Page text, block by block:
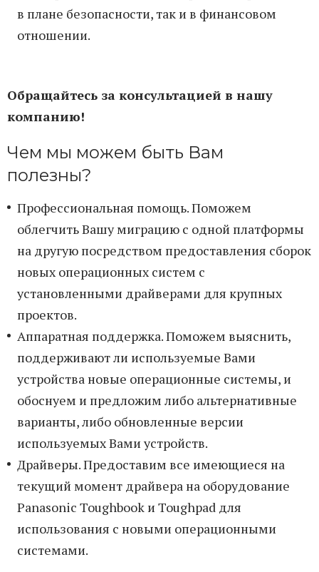
в плане безопасности, так и в финансовом
отношении.
Обращайтесь за консультацией в нашу
компанию!
Чем мы можем быть Вам
полезны?
Профессиональная помощь. Поможем
облегчить Вашу миграцию с одной платформы
на другую посредством предоставления сборок
новых операционных систем с
установленными драйверами для крупных
проектов.
Аппаратная поддержка. Поможем выяснить,
поддерживают ли используемые Вами
устройства новые операционные системы, и
обоснуем и предложим либо альтернативные
варианты, либо обновленные версии
используемых Вами устройств.
Драйверы. Предоставим все имеющиеся на
текущий момент драйвера на оборудование
Panasonic Toughbook и Toughpad для
использования с новыми операционными
системами.